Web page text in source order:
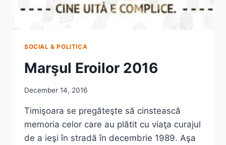
SOCIAL & POLITICA
Marşul Eroilor 2016
December 14, 2016
Timişoara se pregăteşte să cinstească
memoria celor care au plătit cu viaţa curajul
de a ieşi în stradă în decembrie 1989. Aşa